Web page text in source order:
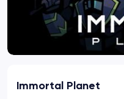
Immortal Planet